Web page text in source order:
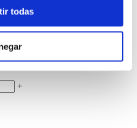
todas
Jovi Blanca 500 g
+